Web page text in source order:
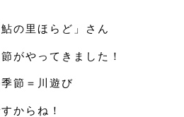
の里ほらど」さん
がやってきました！
節＝川遊び
からね！